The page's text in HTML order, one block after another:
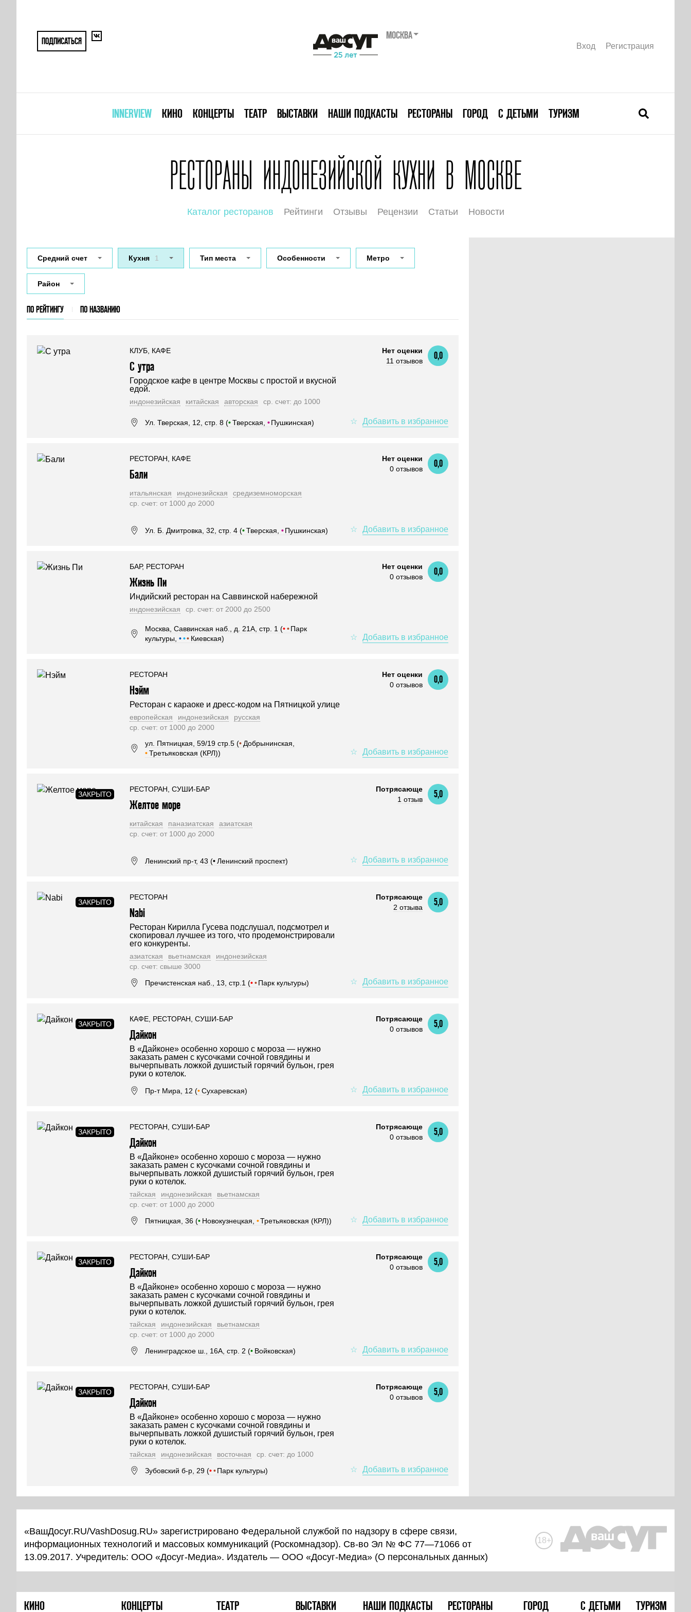
ПОДПИСАТЬСЯ
МОСКВА
Вход Регистрация
INNERVIEW КИНО КОНЦЕРТЫ ТЕАТР ВЫСТАВКИ НАШИ ПОДКАСТЫ РЕСТОРАНЫ ГОРОД С ДЕТЬМИ ТУРИЗМ
РЕСТОРАНЫ ИНДОНЕЗИЙСКОЙ КУХНИ В МОСКВЕ
Каталог ресторанов Рейтинги Отзывы Рецензии Статьи Новости
Средний счет Кухня 1 Тип места Особенности Метро
Район
ПО РЕЙТИНГУ ПО НАЗВАНИЮ
КЛУБ, КАФЕ
С утра
Городское кафе в центре Москвы с простой и вкусной
едой.
индонезийская китайская авторская ср. счет: до 1000
Ул. Тверская, 12, стр. 8 (•Тверская, • Пушкинская)
Нет оценки
11 отзывов
0,0
РЕСТОРАН, КАФЕ
Бали
итальянская индонезийская
средиземноморская
ср. счет: от 1000 до 2000
Ул. Б. Дмитровка, 32, стр. 4 (•Тверская, • Пушкинская)
Нет оценки
0 отзывов
0,0
БАР, РЕСТОРАН
Жизнь Пи
Индийский ресторан на Саввинской набережной
индонезийская ср. счет: от 2000 до 2500
Москва, Саввинская наб., д. 21А, стр. 1 (•• Парк
культуры, ••• Киевская)
Нет оценки
0 отзывов
0,0
РЕСТОРАН
Нэйм
Ресторан с караоке и дресс-кодом на Пятницкой улице
европейская индонезийская
русская
ср. счет: от 1000 до 2000
ул. Пятницкая, 59/19 стр.5 (• Добрынинская,
•Третьяковская (КРЛ))
Нет оценки
0 отзывов
0,0
РЕСТОРАН, СУШИ-БАР
Желтое море
китайская паназиатская
азиатская
ср. счет: от 1000 до 2000
Ленинский пр-т, 43 (•Ленинский проспект)
Потрясающе
1 отзыв
5,0
РЕСТОРАН
Nabi
Ресторан Кирилла Гусева подслушал, подсмотрел и
скопировал лучшее из того, что продемонстрировали
его конкуренты.
азиатская вьетнамская
индонезийская
ср. счет: свыше 3000
Пречистенская наб., 13, стр.1 (•• Парк культуры)
Потрясающе
2 отзыва
5,0
КАФЕ, РЕСТОРАН, СУШИ-БАР
Дайкон
В «Дайконе» особенно хорошо с мороза — нужно
заказать рамен с кусочками сочной говядины и
вычерпывать ложкой душистый горячий бульон, грея
руки о котелок.
Пр-т Мира, 12 (•Сухаревская)
Потрясающе
0 отзывов
5,0
РЕСТОРАН, СУШИ-БАР
Дайкон
В «Дайконе» особенно хорошо с мороза — нужно
заказать рамен с кусочками сочной говядины и
вычерпывать ложкой душистый горячий бульон, грея
руки о котелок.
тайская индонезийская
вьетнамская
ср. счет: от 1000 до 2000
Пятницкая, 36 (• Новокузнецкая, •Третьяковская (КРЛ))
Потрясающе
0 отзывов
5,0
РЕСТОРАН, СУШИ-БАР
Дайкон
В «Дайконе» особенно хорошо с мороза — нужно
заказать рамен с кусочками сочной говядины и
вычерпывать ложкой душистый горячий бульон, грея
руки о котелок.
тайская индонезийская
вьетнамская
ср. счет: от 1000 до 2000
Ленинградское ш., 16А, стр. 2 (• Войковская)
Потрясающе
0 отзывов
5,0
РЕСТОРАН, СУШИ-БАР
Дайкон
В «Дайконе» особенно хорошо с мороза — нужно
заказать рамен с кусочками сочной говядины и
вычерпывать ложкой душистый горячий бульон, грея
руки о котелок.
тайская индонезийская восточная
ср. счет: до 1000
Зубовский б-р, 29 (•• Парк культуры)
Потрясающе
0 отзывов
5,0
«ВашДосуг.RU/VashDosug.RU» зарегистрировано Федеральной службой по надзору в сфере связи,
информационных технологий и массовых коммуникаций (Роскомнадзор). Св-во Эл № ФС 77—71066 от
13.09.2017. Учредитель: ООО «Досуг-Медиа». Издатель — ООО «Досуг-Медиа» (О персональных данных)
18+
КИНО КОНЦЕРТЫ ТЕАТР ВЫСТАВКИ НАШИ ПОДКАСТЫ РЕСТОРАНЫ ГОРОД С ДЕТЬМИ ТУРИЗМ